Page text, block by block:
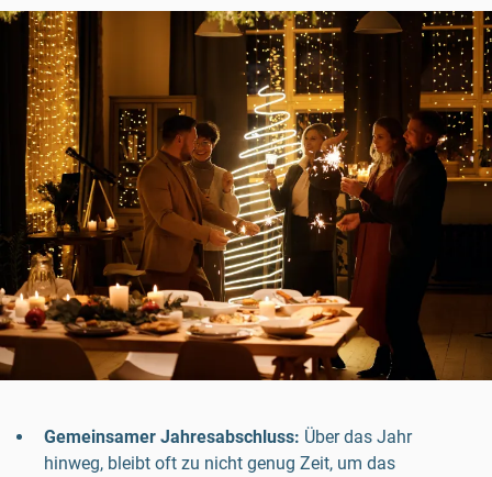
Gemeinsamer Jahresabschluss: Über das Jahr
hinweg, bleibt oft zu nicht genug Zeit, um das